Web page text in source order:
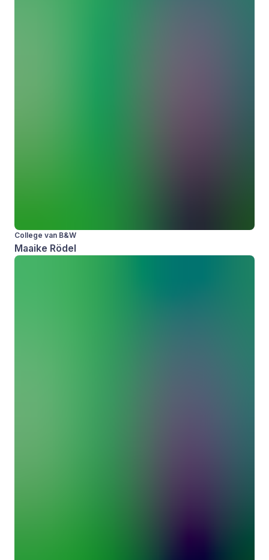
College van B&W
Maaike Rödel